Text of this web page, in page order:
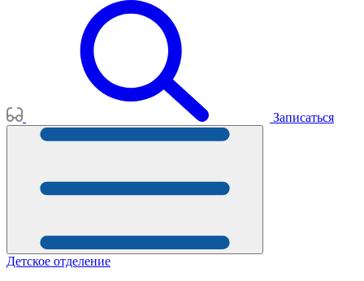
Записаться
Детское отделение